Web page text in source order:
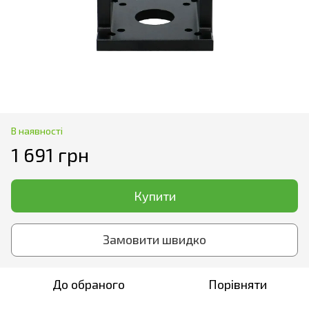
В наявності
1 691 грн
Купити
Замовити швидко
До обраного Порівняти